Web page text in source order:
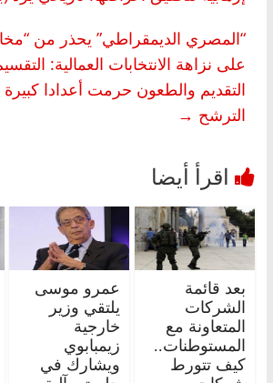
“المصري الديمقراطي” يحذر من
على نزاهة الانتخابات العمالية:
التقديم والطعون حرمت أعدادا
الترشح →
بعد قائمة
الشركات
المتعاونة مع
المستوطنات..
كيف تتورط
عمرو موسى
يلتقي وزير
خارجية
زيمبابوي
ويشارك في